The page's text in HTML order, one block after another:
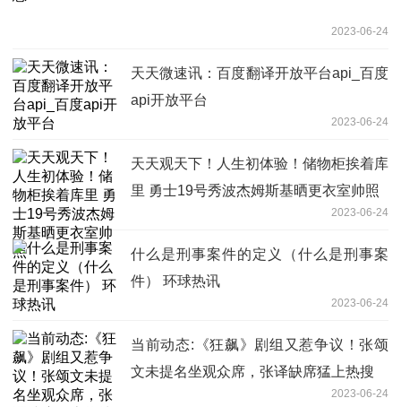
2023-06-24
天天微速讯：百度翻译开放平台api_百度
api开放平台
2023-06-24
天天观天下！人生初体验！储物柜挨着库
里 勇士19号秀波杰姆斯基晒更衣室帅照
2023-06-24
什么是刑事案件的定义（什么是刑事案
件） 环球热讯
2023-06-24
当前动态:《狂飙》剧组又惹争议！张颂
文未提名坐观众席，张译缺席猛上热搜
2023-06-24